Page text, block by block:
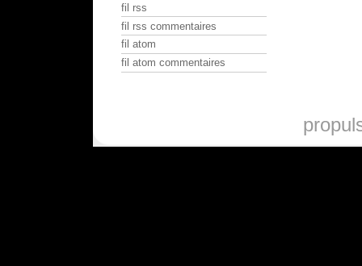
fil rss
fil rss commentaires
fil atom
fil atom commentaires